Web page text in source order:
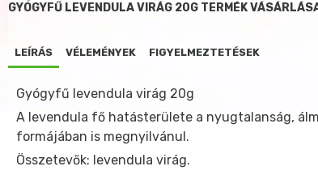
GYÓGYFŰ LEVENDULA VIRÁG 20G TERMÉK
LEÍRÁS VÉLEMÉNYEK FIGYELMEZTETÉSEK
Gyógyfű levendula virág 20g
A levendula fő hatásterülete a nyugtalanság,
formájában is megnyilvánul.
Összetevők: levendula virág.